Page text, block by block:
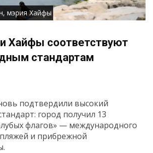
мэрия Хайфы
Хайфы соответствуют
стандартам
подтвердили высокий
город получил 13
флагов» — международного
и прибрежной